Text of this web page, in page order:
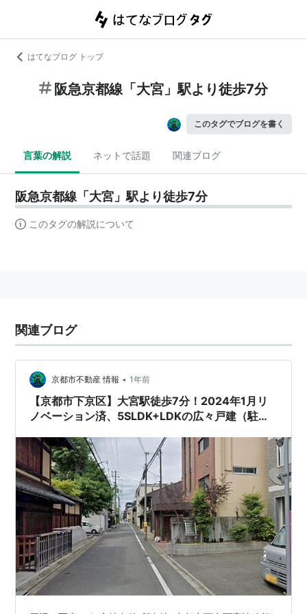
はてなブログ トップ
阪急京都線「大宮」駅より徒歩7分
このタグでブログを書く
言葉の解説 ネットで話題 関連ブログ
阪急京都線「大宮」駅より徒歩7分
このタグの解説について
関連ブログ
京都市不動産 情報 • 1年前
【京都市下京区】大宮駅徒歩7分！2024年1月リ
ノベーション済、5SLDK+LDKの広々戸建（駐車4